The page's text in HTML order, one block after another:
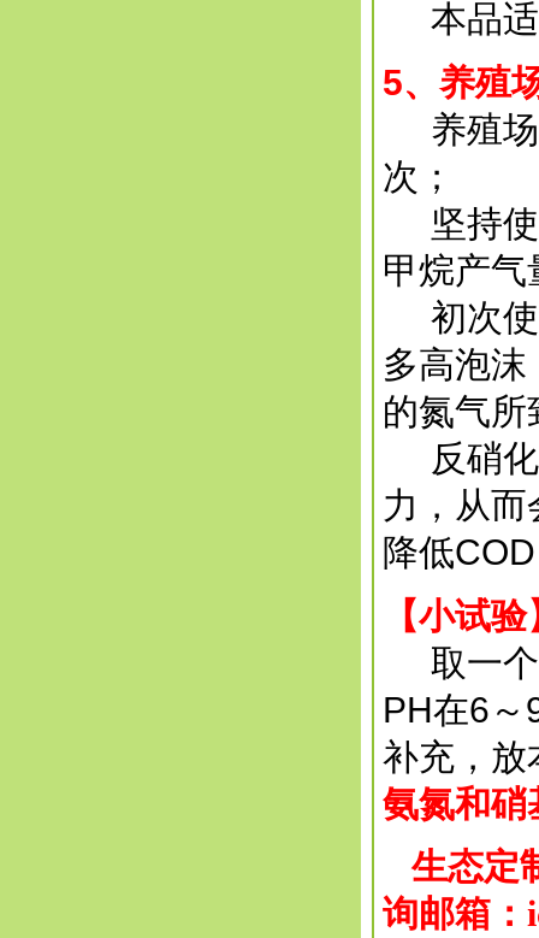
本品适
5、养殖
养殖场
次；
坚持使
甲烷产气
初次使
多高泡
的氮气
反硝化
力，从
降低
【小试
取一个
PH在6～
补充，放
氨氮和硝
生态定
询邮箱：